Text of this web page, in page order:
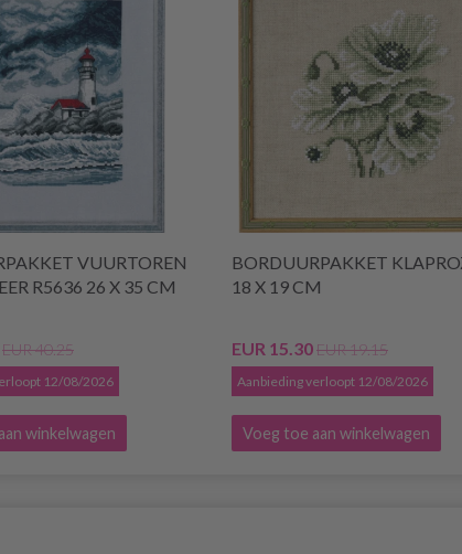
VUURTOREN
R5636 26 X 35 CM
EUR 40.25
12/08/2026
winkelwagen
BORDUURPAKKET
18 X 19 CM
EUR 15.30EUR 19.15
Aanbieding verloopt 12/08/2026
Voeg toe aan winkelwagen